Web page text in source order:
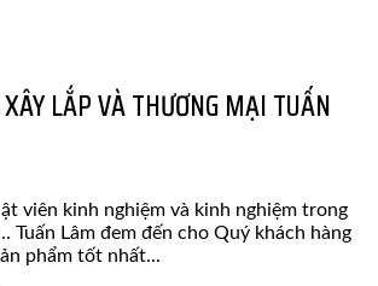
LẮP VÀ THƯƠNG MẠI TUẤN
viên kinh nghiệm và kinh nghiệm trong
Tuấn Lâm đem đến cho Quý khách hàng
phẩm tốt nhất...